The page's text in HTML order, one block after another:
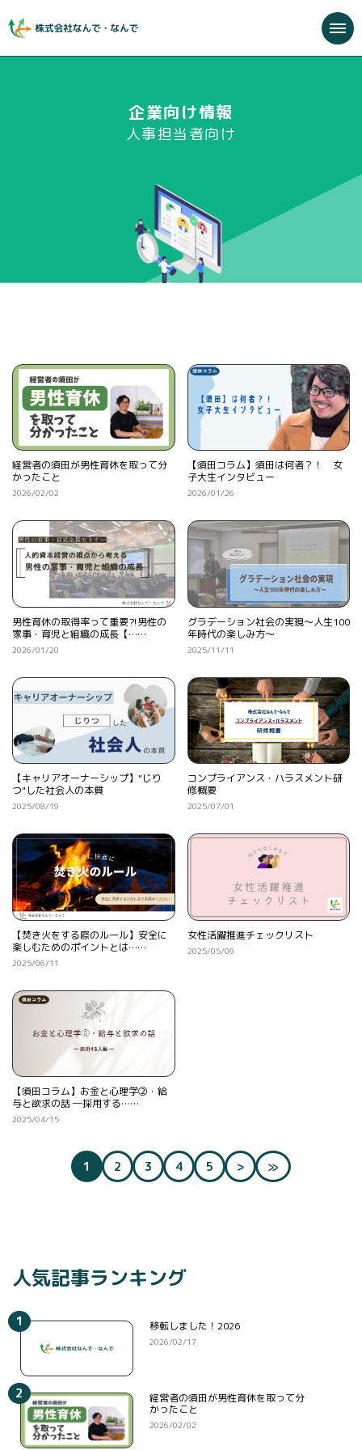
企業向け情報
人事担当者向け
経営者の須田が男性育休を取って分
かったこと
2026/02/02
【須田コラム】須田は何者？！ 女
子大生インタビュー
2026/01/26
男性育休の取得率って重要⁈男性の
家事・育児と組織の成長【……
2026/01/20
グラデーション社会の実現〜人生100
年時代の楽しみ方〜
2025/11/11
【キャリアオーナーシップ】"じり
つ"した社会人の本質
2025/08/19
コンプライアンス・ハラスメント研
修概要
2025/07/01
【焚き火をする際のルール】安全に
楽しむためのポイントとは……
2025/06/11
女性活躍推進チェックリスト
2025/05/09
【須田コラム】お金と心理学②・給
与と欲求の話 ―採用する……
2025/04/15
1 （現在のページ）
2 3 4 5 > ≫
人気記事ランキング
1 移転しました！2026
2026/02/17
2
経営者の須田が男性育休を取って分
かったこと
2026/02/02